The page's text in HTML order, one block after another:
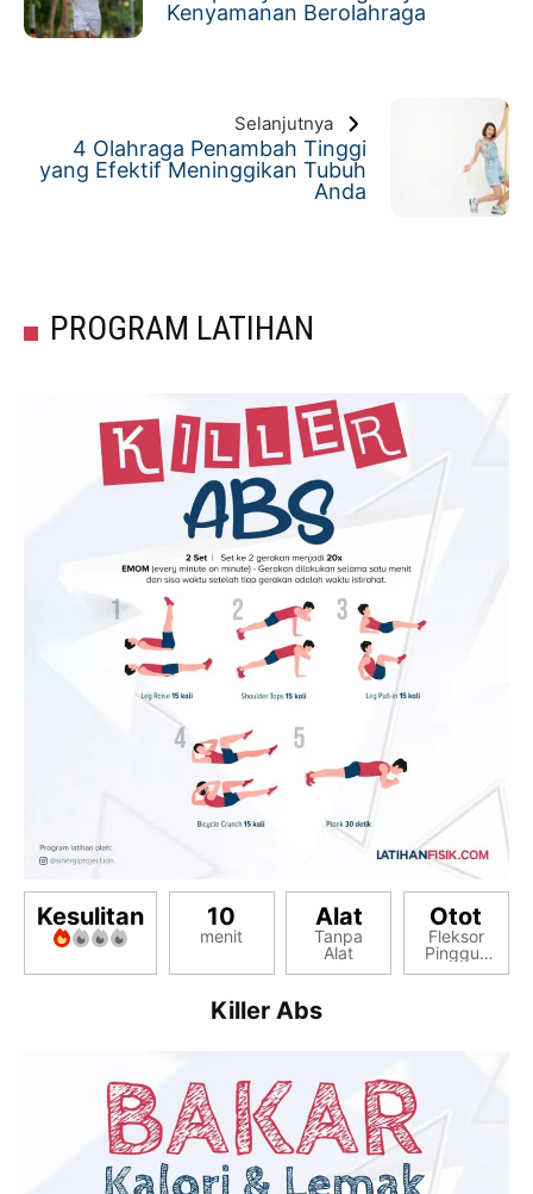
Kenyamanan Berolahraga
Selanjutnya
4 Olahraga Penambah Tinggi
yang Efektif Meninggikan Tubuh
Anda
PROGRAM LATIHAN
Kesulitan 10
menit
Alat
Tanpa
Alat
Otot
Fleksor
Pinggul,
Inti
Killer Abs